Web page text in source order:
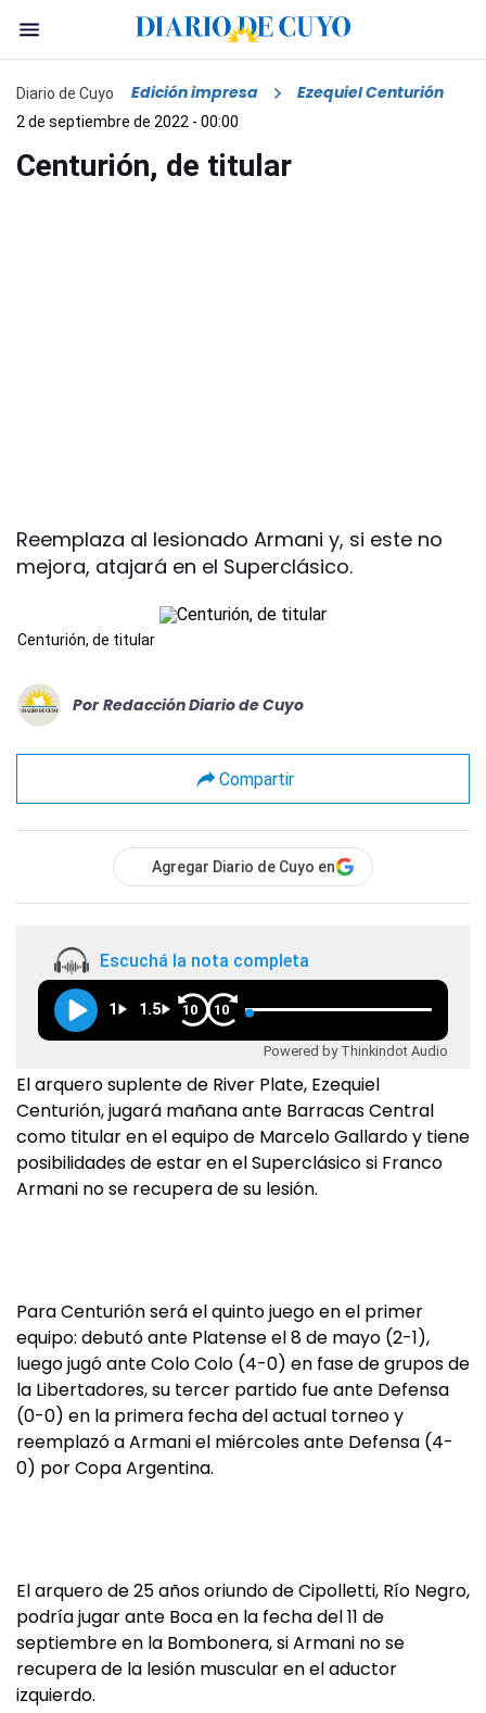
Diario de Cuyo Edición impresa Ezequiel Centurión
2 de septiembre de 2022 - 00:00
Centurión, de titular
Reemplaza al lesionado Armani y, si este no
mejora, atajará en el Superclásico.
Centurión, de titular
Por Redacción Diario de Cuyo
Compartir
Agregar Diario de Cuyo en
Escuchá la nota completa
1 1.5 10 10
Powered by Thinkindot Audio
El arquero suplente de River Plate, Ezequiel
Centurión, jugará mañana ante Barracas Central
como titular en el equipo de Marcelo Gallardo y tiene
posibilidades de estar en el Superclásico si Franco
Armani no se recupera de su lesión.
Para Centurión será el quinto juego en el primer
equipo: debutó ante Platense el 8 de mayo (2-1),
luego jugó ante Colo Colo (4-0) en fase de grupos de
la Libertadores, su tercer partido fue ante Defensa
(0-0) en la primera fecha del actual torneo y
reemplazó a Armani el miércoles ante Defensa (4-
0) por Copa Argentina.
El arquero de 25 años oriundo de Cipolletti, Río Negro,
podría jugar ante Boca en la fecha del 11 de
septiembre en la Bombonera, si Armani no se
recupera de la lesión muscular en el aductor
izquierdo.